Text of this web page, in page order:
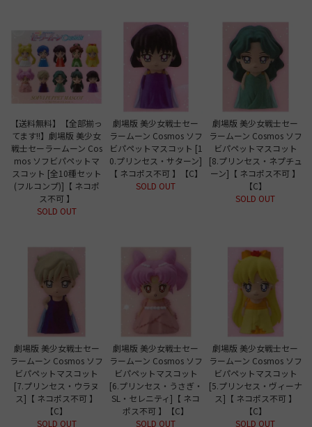
【送料無料】【全部揃っ
てます!!】劇場版 美少女
戦士セーラームーン Cos
mos ソフビパペットマ
スコット [全10種セット
(フルコンプ)]【 ネコポ
ス不可 】
SOLD OUT
劇場版 美少女戦士セー
ラームーン Cosmos ソフ
ビパペットマスコット [1
0.プリンセス・サターン]
【 ネコポス不可 】【C】
SOLD OUT
劇場版 美少女戦士セー
ラームーン Cosmos ソフ
ビパペットマスコット
[8.プリンセス・ネプチュ
ーン]【 ネコポス不可 】
【C】
SOLD OUT
劇場版 美少女戦士セー
ラームーン Cosmos ソフ
ビパペットマスコット
[7.プリンセス・ウラヌ
ス]【 ネコポス不可 】
【C】
SOLD OUT
劇場版 美少女戦士セー
ラームーン Cosmos ソフ
ビパペットマスコット
[6.プリンセス・うさぎ・
SL・セレニティ]【 ネコ
ポス不可 】【C】
SOLD OUT
劇場版 美少女戦士セー
ラームーン Cosmos ソフ
ビパペットマスコット
[5.プリンセス・ヴィーナ
ス]【 ネコポス不可 】
【C】
SOLD OUT